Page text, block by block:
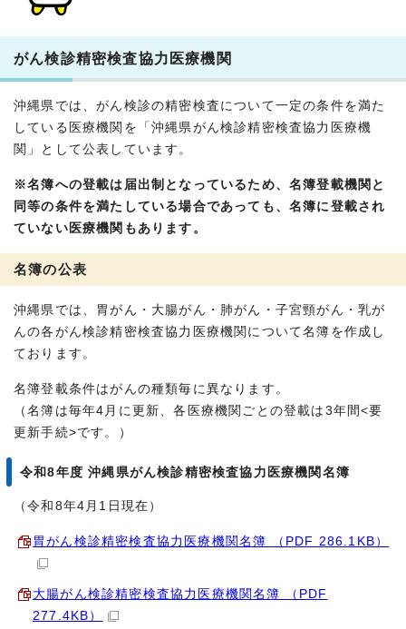
がん検診精密検査協力医療機関
沖縄県では、がん検診の精密検査について一定の条件を満た
している医療機関を「沖縄県がん検診精密検査協力医療機
関」として公表しています。
※名簿への登載は届出制となっているため、名簿登載機関と
同等の条件を満たしている場合であっても、名簿に登載され
ていない医療機関もあります。
名簿の公表
沖縄県では、胃がん・大腸がん・肺がん・子宮頸がん・乳が
んの各がん検診精密検査協力医療機関について名簿を作成し
ております。
名簿登載条件はがんの種類毎に異なります。
（名簿は毎年4月に更新、各医療機関ごとの登載は3年間<要
更新手続>です。）
令和8年度 沖縄県がん検診精密検査協力医療機関名簿
（令和8年4月1日現在）
胃がん検診精密検査協力医療機関名簿 （PDF 286.1KB）
大腸がん検診精密検査協力医療機関名簿 （PDF
277.4KB）